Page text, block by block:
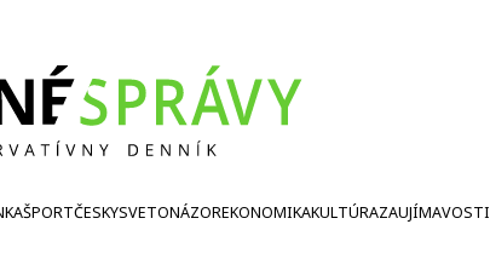
ŠPORTČESKYSVETONÁZOREKONOMIKAKULTÚRAZAUJÍMAVOSTI